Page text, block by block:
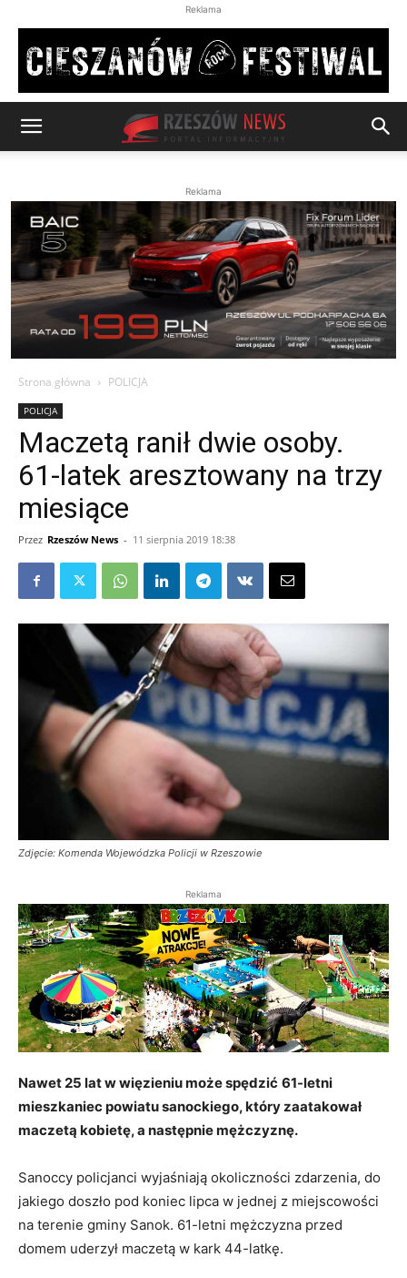
Reklama
Reklama
Strona główna POLICJA
POLICJA
Maczetą ranił dwie osoby.
61-latek aresztowany na trzy
miesiące
Przez Rzeszów News - 11 sierpnia 2019 18:38
Zdjęcie: Komenda Wojewódzka Policji w Rzeszowie
Reklama
Nawet 25 lat w więzieniu może spędzić 61-letni
mieszkaniec powiatu sanockiego, który zaatakował
maczetą kobietę, a następnie mężczyznę.
Sanoccy policjanci wyjaśniają okoliczności zdarzenia, do
jakiego doszło pod koniec lipca w jednej z miejscowości
na terenie gminy Sanok. 61-letni mężczyzna przed
domem uderzył maczetą w kark 44-latkę.